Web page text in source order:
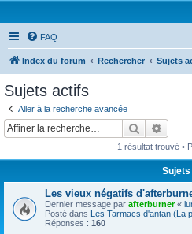
FAQ
Index du forum Rechercher Sujets
Sujets actifs
Aller à la recherche avancée
Rechercher
1 résultat trouvé •
Sujets
Les vieux négatifs
Dernier message par afterburner«
Posté dans Les Tarmacs d'antan (La
Réponses : 160